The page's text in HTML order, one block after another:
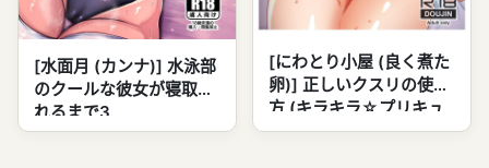
[水面月 (カンナ)] 水泳部
のクールな彼女が寝取ら
れるまで3
[にわとり小屋 (良く煮た
卵)] 正しいクスリの使い
方 (キラキラ☆プリキュ
アアラモード)